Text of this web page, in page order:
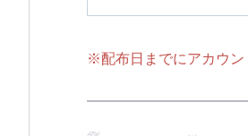
※配布日までにアカウン